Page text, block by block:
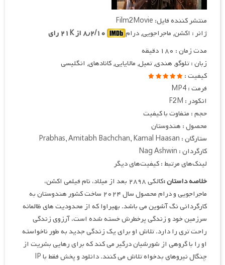
منتشر کننده فایل: Film2Movie
ژانر : اکشن, ماجراجویی, درام
مدت زمان : ۱۸۰ دقیقه
زبان : تلوگو, هندی, تمیل, مالایایی, کانادهای, انگلیسی
کیفیت :
فرمت : MP4
انکودر : F2M
حجم : متفاوت با کیفیت
محصول : هندوستان
ستارگان : Prabhas, Amitabh Bachchan, Kamal Haasan
کارگردان : Nag Ashwin
لینک‌های مرتبط : کیفیت‌های دیگر
خلاصه داستان :
کالکی ۲۸۹۸ بعد از میلاد، نام فیلمی اکشن،
ماجراجویی و درام محصول سال ۲۰۲۴ ساخت کشور هندوستان به
کارگردانی نگ آشوین می باشد. بهیراوا که از محدودیت های ظالمانه
سرزمین خود و زندگی پرخطرش خسته شده است، آرزوی زندگی
راحت تری را دارد. تلاش او برای یک زندگی جدید به طور ناخواسته
او را با گروهی از شورشیان درگیر می کند که برای رهایی بشریت از
چنگال نیروهای بدخواه تلاش می کنند. دانلود و پخش فقط با IP